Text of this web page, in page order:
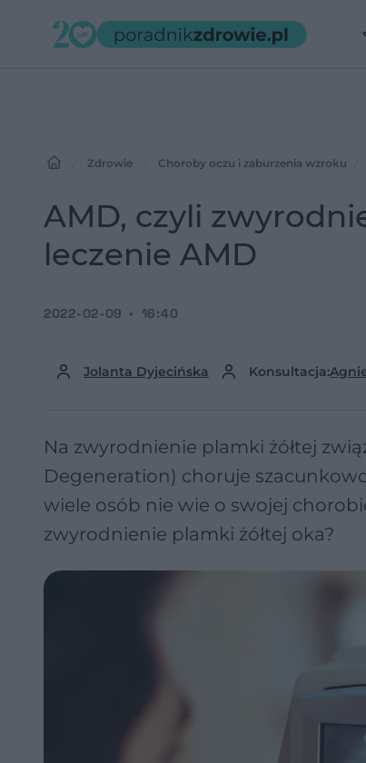
Zdrowie Choroby oczu i zaburzenia wzroku
AMD, czyli
leczenie AMD
Jolanta Dyjecińska Konsultacja:
2022-02-09 16:40
Na zwyrodnienie plamki żółtej
Degeneration) choruje
wiele osób nie wie o swojej
zwyrodnienie plamki żółtej oka?